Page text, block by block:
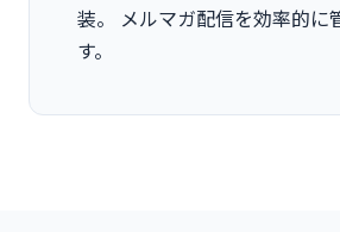
装。 メルマガ配信を効率的に
す。